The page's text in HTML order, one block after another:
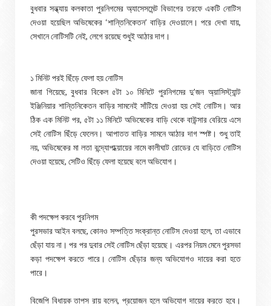
বুধবার সন্ধ্যায় কলকাতা পুরনিগমের অ্যাসেসমেন্ট বিভাগের তরফে একটি নোটিস
দেওয়া হয়েছিল অভিষেকের ‘শান্তিনিকেতন’ বাড়ির দেওয়ালে। পরে দেখা যায়,
সেখানে নোটিসটি নেই, লেগে রয়েছে শুধুই আঠার দাগ।
১ মিনিট পরই ছিঁড়ে ফেলা হয় নোটিস
জানা গিয়েছে, বুধবার বিকেল ৫টা ১০ মিনিটে পুরনিগমের দু’জন অ্য়াসিস্ট্যান্ট
ইঞ্জিনিয়ার শান্তিনিকেতন বাড়ির সামনেই সাঁটিয়ে দেওয়া হয় সেই নোটিস। আর
ঠিক এক মিনিট পর, ৫টা ১১ মিনিটে অভিষেকের বাড়ি থেকে বাউন্সার বেরিয়ে এসে
সেই নোটিস ছিঁড়ে ফেলেন। আপাতত বাড়ির সামনে আঠার দাগ স্পষ্ট। শুধু তাই
নয়, অভিষেকের মা লতা বন্দ্যোপাধ্য়ায়ের নামে কালীঘাট রোডের যে বাড়িতে নোটিস
দেওয়া হয়েছে, সেটিও ছিঁড়ে ফেলা হয়েছে বলে অভিযোগ।
কী পদক্ষেপ করবে পুরনিগম
পুরসভার আইন বলছে, কোনও সম্পত্তি সংক্রান্ত নোটিস দেওয়া হলে, তা এভাবে
ছেঁড়া যায় না। পর পর দুবার সেই নোটিস ছেঁড়া হয়েছে। এরপর নিয়ম মেনে পুরসভা
কড়া পদক্ষেপ করতে পারে। নোটিস ছেঁড়ার জন্য অভিযোগও দায়ের করা হতে
পারে।
বিজেপি বিধায়ক তাপস রায় বলেন, প্রয়োজন হলে অভিযোগ দায়ের করতে হবে।